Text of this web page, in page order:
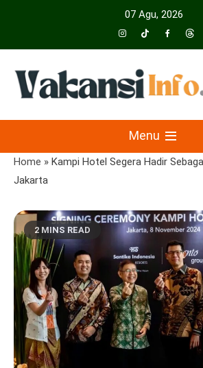
07 Agu, 2026
VakansiinfoMenu
Home » Kampi Hotel Segera Hadir
Jakarta
2 MINS READ